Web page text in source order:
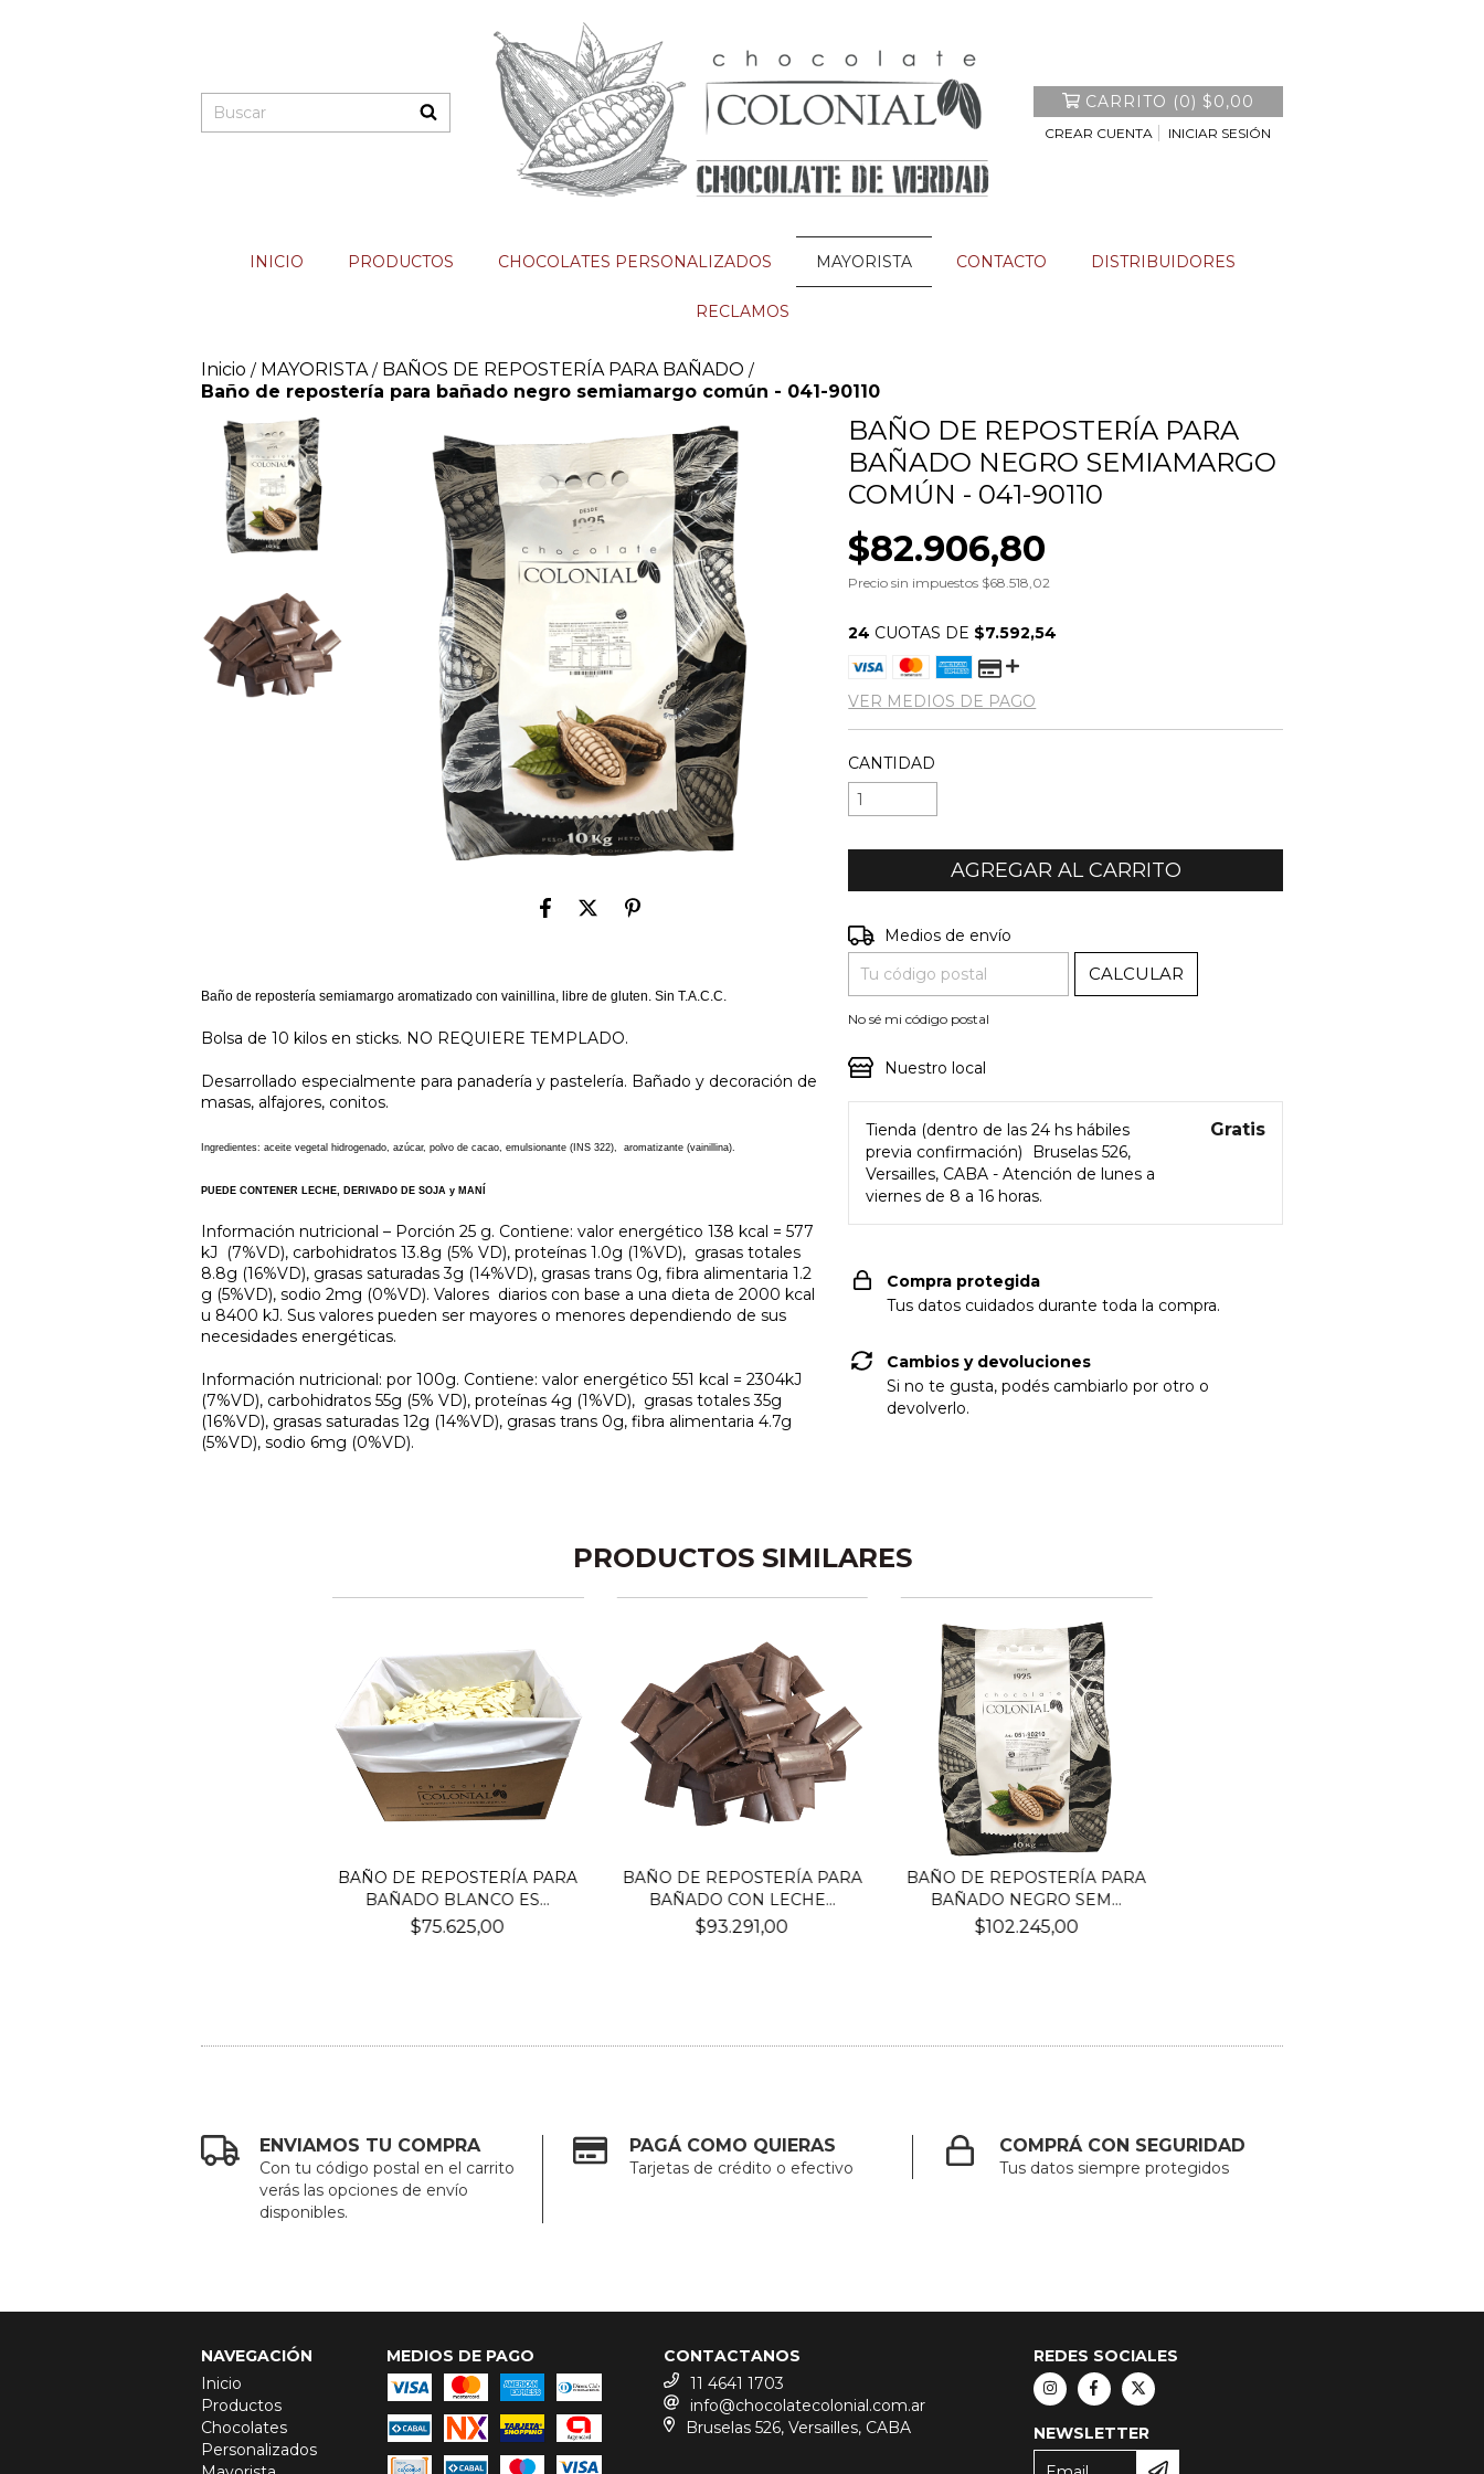
CARRITO (0) $0,00
CREAR CUENTA INICIAR SESIÓN
INICIO PRODUCTOS CHOCOLATES PERSONALIZADOS MAYORISTA CONTACTO DISTRIBUIDORES
RECLAMOS
Inicio / MAYORISTA / BAÑOS DE REPOSTERÍA PARA BAÑADO /
Baño de repostería para bañado negro semiamargo común - 041-90110
Baño de repostería semiamargo aromatizado con vainillina, libre de gluten. Sin T.A.C.C.
Bolsa de 10 kilos en sticks. NO REQUIERE TEMPLADO.
Desarrollado especialmente para panadería y pastelería. Bañado y decoración de
masas, alfajores, conitos.
Ingredientes: aceite vegetal hidrogenado, azúcar, polvo de cacao, emulsionante (INS 322), aromatizante (vainillina).
PUEDE CONTENER LECHE, DERIVADO DE SOJA y MANÍ
Información nutricional – Porción 25 g. Contiene: valor energético 138 kcal = 577
kJ (7%VD), carbohidratos 13.8g (5% VD), proteínas 1.0g (1%VD), grasas totales
8.8g (16%VD), grasas saturadas 3g (14%VD), grasas trans 0g, fibra alimentaria 1.2
g (5%VD), sodio 2mg (0%VD). Valores diarios con base a una dieta de 2000 kcal
u 8400 kJ. Sus valores pueden ser mayores o menores dependiendo de sus
necesidades energéticas.
Información nutricional: por 100g. Contiene: valor energético 551 kcal = 2304kJ
(7%VD), carbohidratos 55g (5% VD), proteínas 4g (1%VD), grasas totales 35g
(16%VD), grasas saturadas 12g (14%VD), grasas trans 0g, fibra alimentaria 4.7g
(5%VD), sodio 6mg (0%VD).
BAÑO DE REPOSTERÍA PARA
BAÑADO NEGRO SEMIAMARGO
COMÚN - 041-90110
$82.906,80
Precio sin impuestos $68.518,02
24 CUOTAS DE $7.592,54
VER MEDIOS DE PAGO
CANTIDAD
Entregas para el CP:
Medios de envío
CALCULAR
No sé mi código postal
Nuestro local
Tienda (dentro de las 24 hs hábiles
previa confirmación)
Bruselas 526,
Versailles, CABA - Atención de lunes a
viernes de 8 a 16 horas.
Gratis
Compra protegida
Tus datos cuidados durante toda la compra.
Cambios y devoluciones
Si no te gusta, podés cambiarlo por otro o
devolverlo.
PRODUCTOS SIMILARES
BAÑO DE REPOSTERÍA PARA
BAÑADO BLANCO ES...
$75.625,00
BAÑO DE REPOSTERÍA PARA
BAÑADO CON LECHE...
$93.291,00
BAÑO DE REPOSTERÍA PARA
BAÑADO NEGRO SEM...
$102.245,00
ENVIAMOS TU COMPRA
Con tu código postal en el carrito
verás las opciones de envío
disponibles.
PAGÁ COMO QUIERAS
Tarjetas de crédito o efectivo
COMPRÁ CON SEGURIDAD
Tus datos siempre protegidos
NAVEGACIÓN
Inicio
Productos
Chocolates
Personalizados
MEDIOS DE PAGO
CONTACTANOS
11 4641 1703
info@chocolatecolonial.com.ar
Bruselas 526, Versailles, CABA
REDES SOCIALES
NEWSLETTER